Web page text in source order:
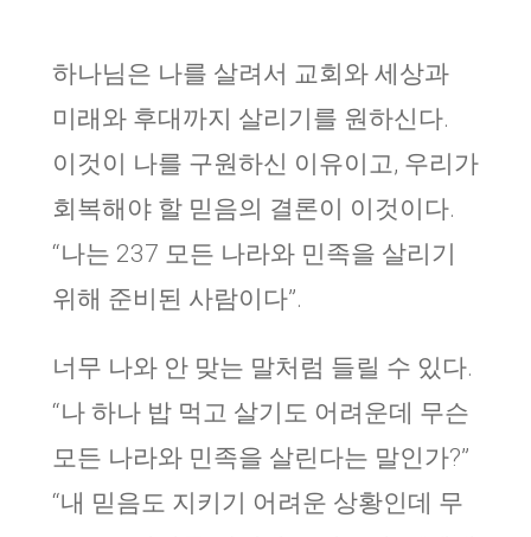
하나님은 나를 살려서 교회와 세상과
미래와 후대까지 살리기를 원하신다.
이것이 나를 구원하신 이유이고, 우리가
회복해야 할 믿음의 결론이 이것이다.
“나는 237 모든 나라와 민족을 살리기
위해 준비된 사람이다”.
너무 나와 안 맞는 말처럼 들릴 수 있다.
“나 하나 밥 먹고 살기도 어려운데 무슨
모든 나라와 민족을 살린다는 말인가?”
“내 믿음도 지키기 어려운 상황인데 무